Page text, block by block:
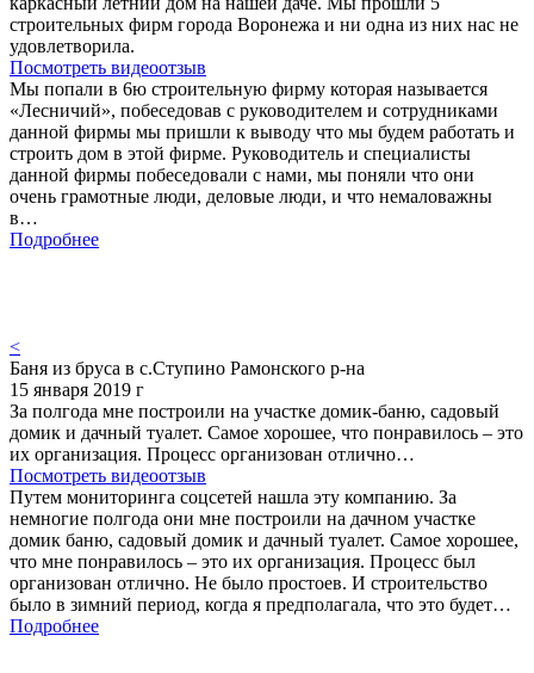
строительных фирм города Воронежа и ни одна из них нас не
удовлетворила.
Посмотреть видеоотзыв
Мы попали в 6ю строительную фирму которая называется
«Лесничий», побеседовав с руководителем и сотрудниками
данной фирмы мы пришли к выводу что мы будем работать и
строить дом в этой фирме. Руководитель и специалисты
данной фирмы побеседовали с нами, мы поняли что они
очень грамотные люди, деловые люди, и что немаловажны
в…
Подробнее
<
Баня из бруса в с.Ступино Рамонского р-на
15 января 2019 г
За полгода мне построили на участке домик-баню, садовый
домик и дачный туалет. Самое хорошее, что понравилось – это
их организация. Процесс организован отлично…
Посмотреть видеоотзыв
Путем мониторинга соцсетей нашла эту компанию. За
немногие полгода они мне построили на дачном участке
домик баню, садовый домик и дачный туалет. Самое хорошее,
что мне понравилось – это их организация. Процесс был
организован отлично. Не было простоев. И строительство
было в зимний период, когда я предполагала, что это будет…
Подробнее